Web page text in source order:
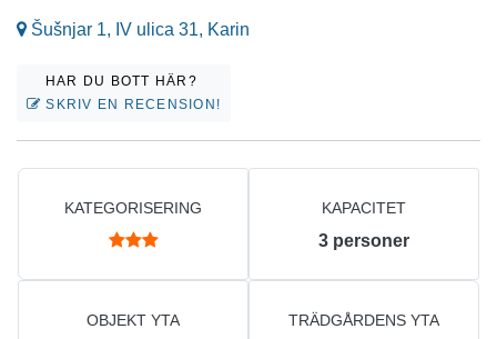
Šušnjar 1, IV ulica 31, Karin
HAR DU BOTT HÄR?
SKRIV EN RECENSION!
KATEGORISERING KAPACITET
3 personer
OBJEKT YTA TRÄDGÅRDENS YTA